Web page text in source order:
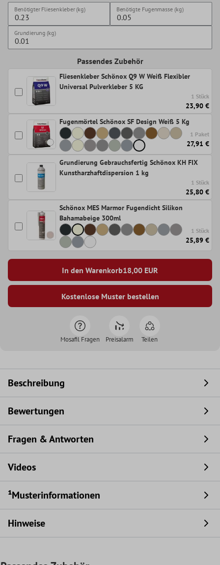
Benötigter Fliesenkleber (kg) Benötigte Fugenmasse (kg)
Grundierung (kg)
Passendes Zubehör
Fliesenkleber Schönox Q9 W Weiß Flexibler
Universal Pulverkleber 5 KG
1 Stück
23,90 €
Fugenmörtel Schönox SF Design Weiß 5 Kg
1 Paket
27,91 €
Grundierung Gebrauchsfertig Schönox KH FIX
Kunstharzhaftdispersion 1 kg
1 Stück
25,80 €
Schönox MES Marmor Fugendicht Silikon
Bahamabeige 300ml
1 Stück
25,89 €
In den Warenkorb18,00 EUR
Kostenlose Muster bestellen
Mosafil Fragen Preisalarm Teilen
Beschreibung
Bewertungen
Fragen & Antworten
Videos
¹Musterinformationen
Hinweise